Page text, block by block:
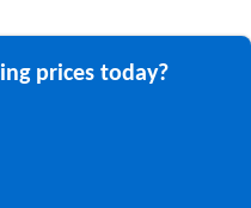
prices today?